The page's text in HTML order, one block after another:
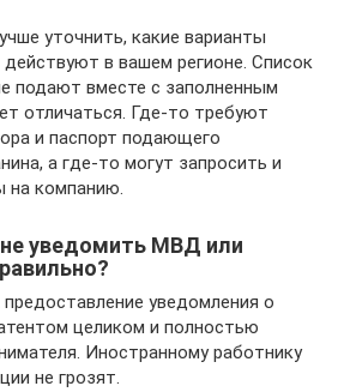
уточнить, какие варианты
в вашем регионе. Список
подают вместе с заполненным
отличаться. Где-то требуют
и паспорт подающего
а где-то могут запросить и
на компанию.
уведомить МВД или
уведомления о
целиком и полностью
Иностранному работнику
не грозят.